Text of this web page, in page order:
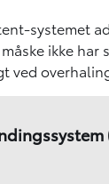
systemet
ikke har
ved